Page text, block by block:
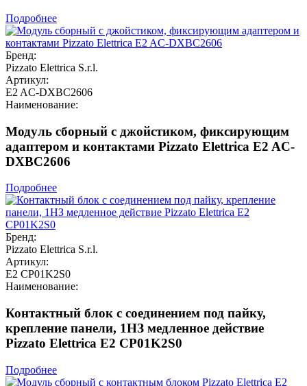
Подробнее
Бренд:
Pizzato Elettrica S.r.l.
Артикул:
E2 AC-DXBC2606
Наименование:
Модуль сборный с джойстиком, фиксирующим
адаптером и контактами Pizzato Elettrica E2 AC-
DXBC2606
Подробнее
Бренд:
Pizzato Elettrica S.r.l.
Артикул:
E2 CP01K2S0
Наименование:
Контактный блок с соединением под пайку,
крепление панели, 1НЗ медленное действие
Pizzato Elettrica E2 CP01K2S0
Подробнее